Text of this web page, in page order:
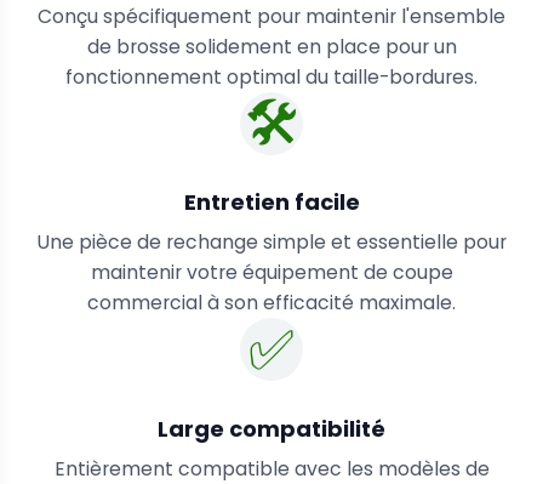
Conçu spécifiquement pour maintenir l'ensemble
de brosse solidement en place pour un
fonctionnement optimal du taille-bordures.
🛠️
Entretien facile
Une pièce de rechange simple et essentielle pour
maintenir votre équipement de coupe
commercial à son efficacité maximale.
✅
Large compatibilité
Entièrement compatible avec les modèles de